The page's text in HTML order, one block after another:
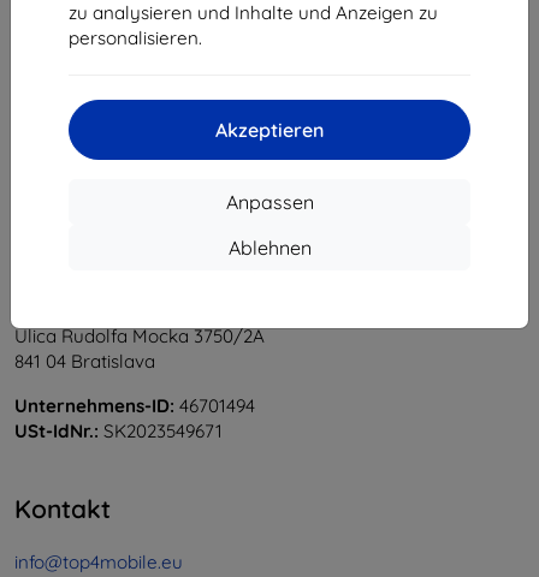
zu analysieren und Inhalte und Anzeigen zu
personalisieren.
Akzeptieren
Anpassen
Ablehnen
1
Ulica Rudolfa Mocka 3750/2A
841 04 Bratislava
Unternehmens-ID: 46701494
USt-IdNr.: SK2023549671
Kontakt
info@top4mobile.eu